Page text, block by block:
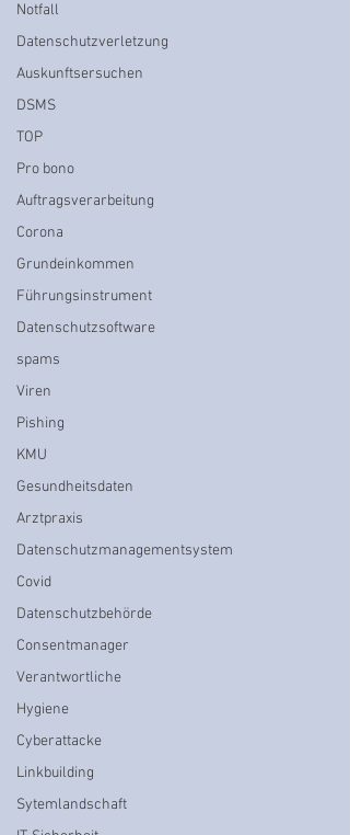
Notfall
Datenschutzverletzung
Auskunftsersuchen
DSMS
TOP
Pro bono
Auftragsverarbeitung
Corona
Grundeinkommen
Führungsinstrument
Datenschutzsoftware
spams
Viren
Pishing
KMU
Gesundheitsdaten
Arztpraxis
Datenschutzmanagementsystem
Covid
Datenschutzbehörde
Consentmanager
Verantwortliche
Hygiene
Cyberattacke
Linkbuilding
Sytemlandschaft